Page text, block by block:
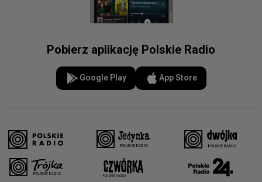
Pobierz aplikację Polskie Radio
Google Play App Store